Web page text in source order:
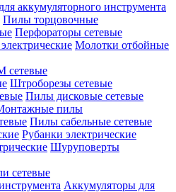
аккумуляторного инструмента
Пилы торцовочные
Перфораторы сетевые
Молотки отбойные
Штроборезы сетевые
Пилы дисковые сетевые
пилы
Пилы сабельные сетевые
Рубанки электрические
Шуруповерты
сетевые
Аккумуляторы для